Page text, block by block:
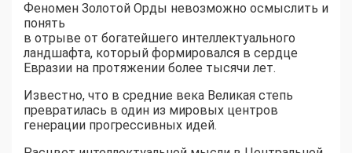
Феномен Золотой Орды невозможно осмыслить и
понять
в отрыве от богатейшего интеллектуального
ландшафта, который формировался в сердце
Евразии на протяжении более тысячи лет.
Известно, что в средние века Великая степь
превратилась в один из мировых центров
генерации прогрессивных идей.